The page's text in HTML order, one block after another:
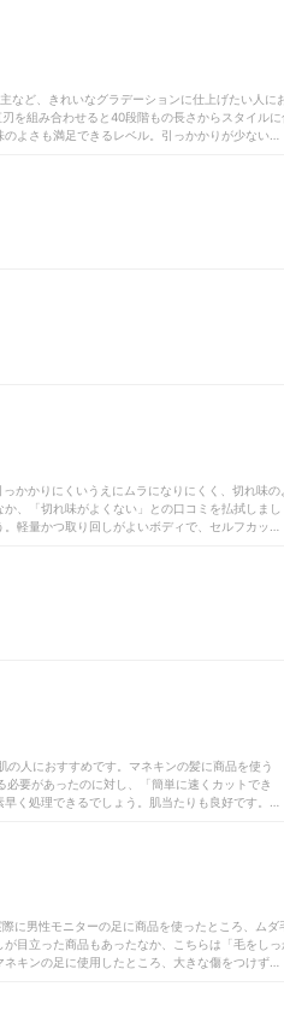
など、きれいなグラデーションに仕上げたい人に
を組み合わせると40段階もの長さからスタイルに
よさも満足できるレベル。引っかかりが少ないう
が可能で、IPX7の防水性能を備えているのも魅力
分はなく、コームの幅は狭いので耳や指を挟む可
ラデーションが作りやすいバリカンを探している
かかりにくいうえにムラになりにくく、切れ味の
、「切れ味がよくない」との口コミを払拭しまし
軽量かつ取り回しがよいボディで、セルフカット
を回すだけで簡単に5段階から選択可能。比較した
範囲で0.3mmずつ微調節できます。アタッチメン
電しながらも使用できます。コームははめ込むだ
、慣れれば子どもの髪をカットする際にも使いや
「切れ味抜群」と謳うとおりの実力を発揮した本
人におすすめです。マネキンの髪に商品を使う
要があったのに対し、「簡単に速くカットでき
く処理できるでしょう。肌当たりも良好です。比
ず、デリケートな肌の人も使いやすいといえます
りにくく持ちやすい傾向があり、こちらも同様。
が寄せられました。重さもアタッチメントを含め
は6種類。「長さを細かく選べる」という口コミど
でした。ただし、お手入れ用のブラシやオイルは
反し、優れた剃り味を発揮した商品です。肌当た
ムダ毛ケアができるため、1つ持っておくと重宝
に男性モニターの足に商品を使ったところ、ムダ
目立った商品もあったなか、こちらは「毛をしっ
キンの足に使用したところ、大きな傷をつけずに
ず。説明書にイラストがなく読みづらかったもの
比較したなかには作動音が気になる商品もあった